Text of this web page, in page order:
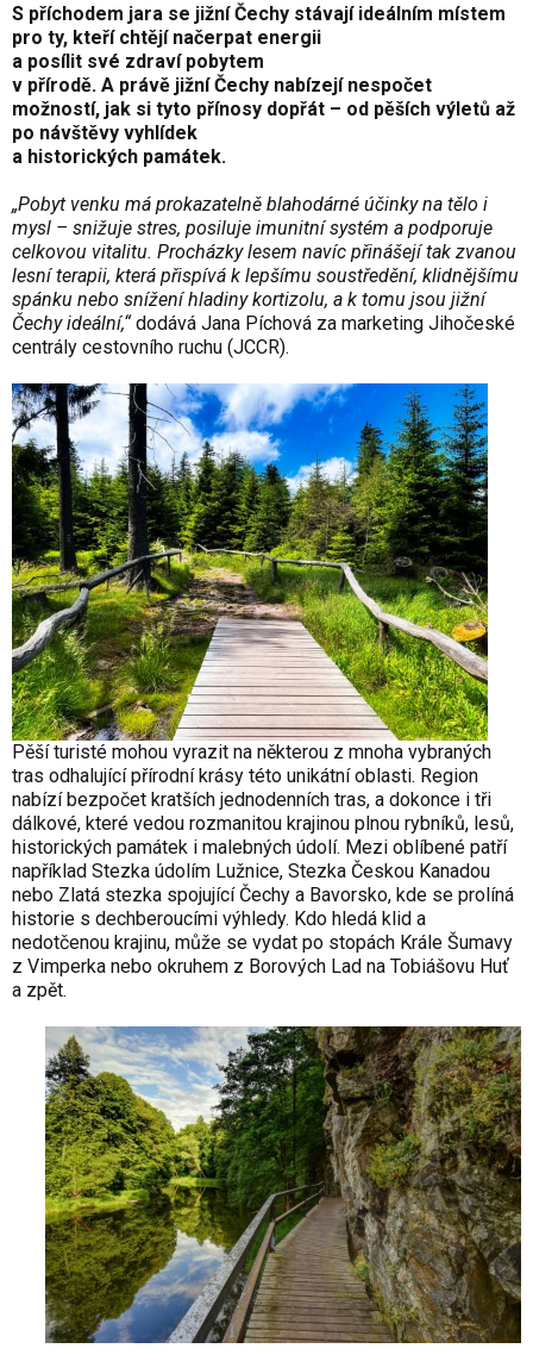
S příchodem jara se jižní Čechy stávají ideálním místem
pro ty, kteří chtějí načerpat energii
a posílit své zdraví pobytem
v přírodě. A právě jižní Čechy nabízejí nespočet
možností, jak si tyto přínosy dopřát – od pěších výletů až
po návštěvy vyhlídek
a historických památek.
„Pobyt venku má prokazatelně blahodárné účinky na tělo i
mysl – snižuje stres, posiluje imunitní systém a podporuje
celkovou vitalitu. Procházky lesem navíc přinášejí tak zvanou
lesní terapii, která přispívá k lepšímu soustředění, klidnějšímu
spánku nebo snížení hladiny kortizolu, a k tomu jsou jižní
Čechy ideální,“dodává Jana Píchová za marketing Jihočeské
centrály cestovního ruchu (JCCR).
Pěší turisté mohou vyrazit na některou z mnoha vybraných
tras odhalující přírodní krásy této unikátní oblasti. Region
nabízí bezpočet kratších jednodenních tras, a dokonce i tři
dálkové, které vedou rozmanitou krajinou plnou rybníků, lesů,
historických památek i malebných údolí. Mezi oblíbené patří
například Stezka údolím Lužnice, Stezka Českou Kanadou
nebo Zlatá stezka spojující Čechy a Bavorsko, kde se prolíná
historie s dechberoucími výhledy. Kdo hledá klid a
nedotčenou krajinu, může se vydat po stopách Krále Šumavy
z Vimperka nebo okruhem z Borových Lad na Tobiášovu Huť
a zpět.